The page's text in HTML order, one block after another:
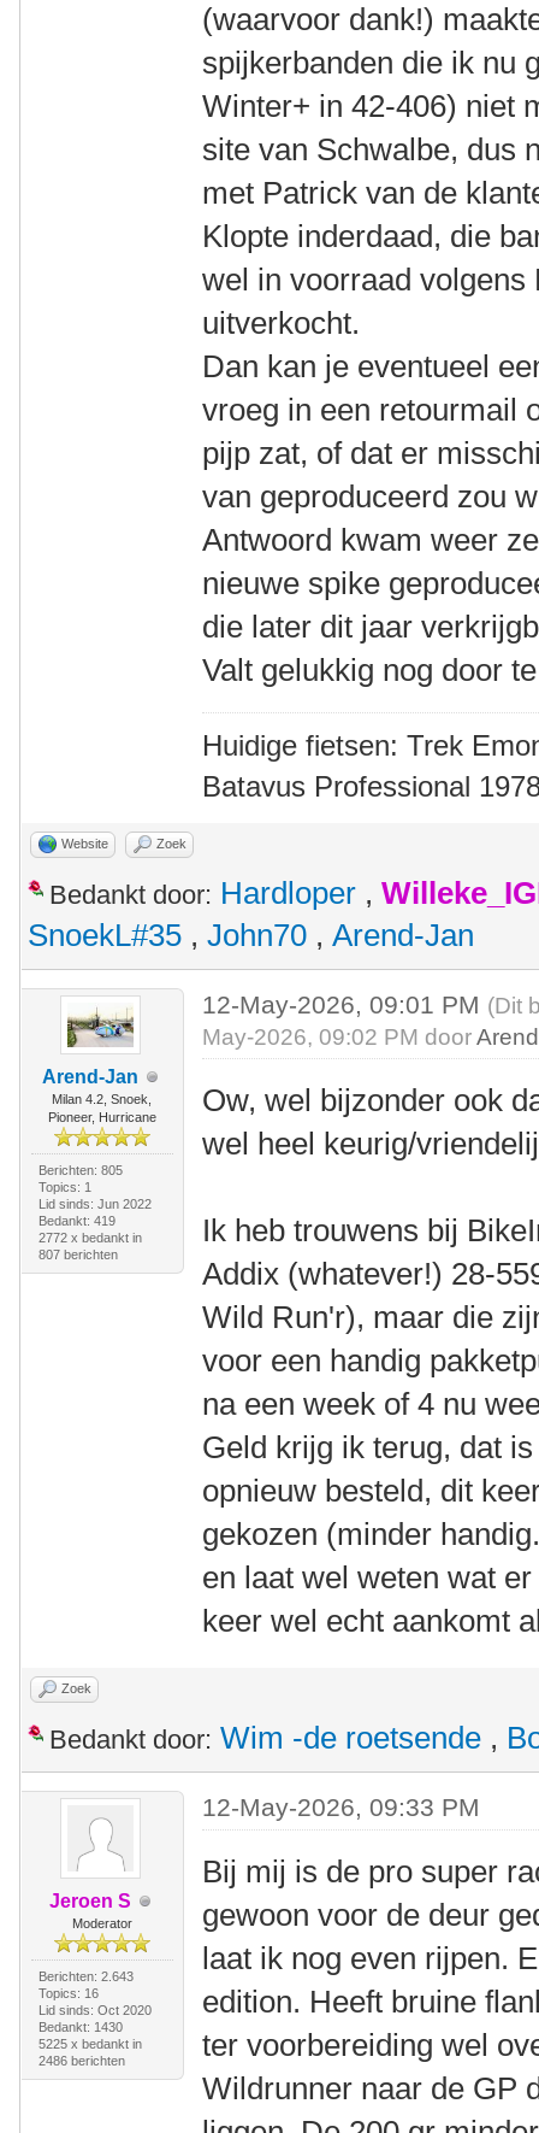
(waarvoor dank!)
spijkerbanden die ik nu
Winter+ in 42-406) niet
site van Schwalbe, dus
met Patrick van de
Klopte inderdaad, die
wel in voorraad
uitverkocht.
Dan kan je eventueel
vroeg in een retourmail
pijp zat, of dat er
van geproduceerd zou
Antwoord kwam weer
nieuwe spike
die later dit jaar
Valt gelukkig nog door
Huidige fietsen: Trek
Batavus Professional
Website Zoek
Bedankt door: Hardloper ,
SnoekL#35 , John70 , Arend-Jan
Arend-Jan
Milan 4.2, Snoek,
Pioneer, Hurricane
Berichten: 805
Topics: 1
Lid sinds: Jun 2022
Bedankt: 419
2772 x bedankt in
807 berichten
12-May-2026, 09:01 PM (Dit
May-2026, 09:02 PM door
Ow, wel bijzonder ook
wel heel keurig/
Ik heb trouwens bij
Addix (whatever!) 28-
Wild Run'r), maar die
voor een handig
na een week of 4 nu
Geld krijg ik terug, dat
opnieuw besteld, dit
gekozen (minder
en laat wel weten wat
keer wel echt aankomt
Zoek
Bedankt door: Wim -de roetsende ,
Jeroen S
Moderator
Berichten: 2.643
Topics: 16
Lid sinds: Oct 2020
Bedankt: 1430
5225 x bedankt in
2486 berichten
12-May-2026, 09:33 PM
Bij mij is de pro super
gewoon voor de deur
laat ik nog even rijpen.
edition. Heeft bruine
ter voorbereiding wel
Wildrunner naar de GP